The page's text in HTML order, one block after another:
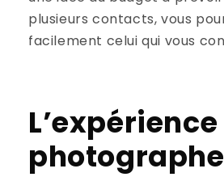
plusieurs contacts, vous
facilement celui qui vous
photographe